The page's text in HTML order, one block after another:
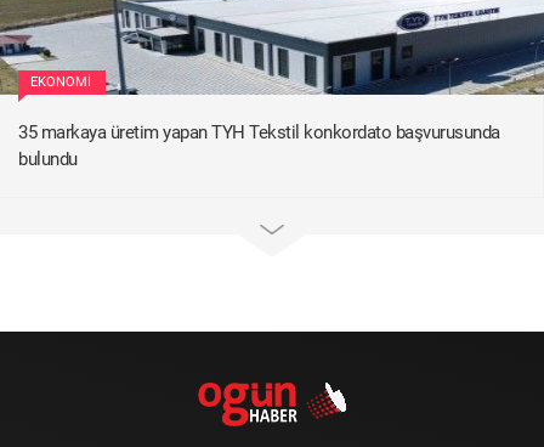
EKONOMI
35 markaya üretim yapan TYH Tekstil konkordato başvurusunda
bulundu